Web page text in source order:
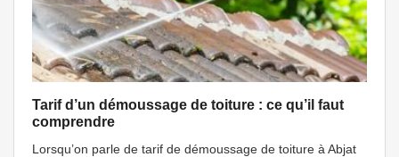
Tarif d’un démoussage de toiture : ce qu’il faut
comprendre
Lorsqu’on parle de tarif de démoussage de toiture à Abjat